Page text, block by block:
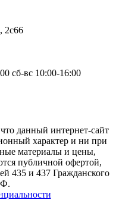
2с66
сб-вс 10:00-16:00
данный интернет-сайт
характер и ни при
материалы и цены,
публичной офертой,
435 и 437 Гражданского